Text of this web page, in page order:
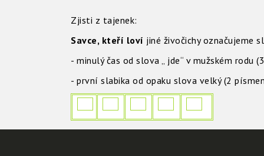
Zjisti z tajenek:
Savce, kteří loví jiné živočichy označujeme
- minulý čas od slova „ jde“ v mužském rodu
- první slabika od opaku slova velký (2